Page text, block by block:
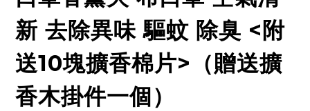
新 去除異味 驅蚊 除臭 <附
送10塊擴香棉片>（贈送擴
香木掛件一個）